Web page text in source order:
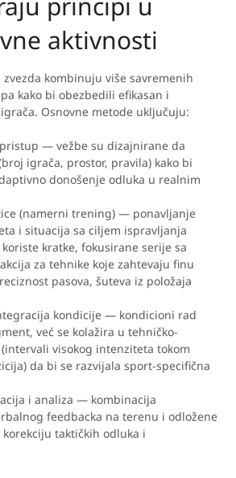
aktivnosti
zvezda kombinuju više savremenih
kako bi obezbedili efikasan i
Osnovne metode uključuju:
— vežbe su dizajnirane da
igrača, prostor, pravila) kako bi
donošenje odluka u realnim
(namerni trening) — ponavljanje
i situacija sa ciljem ispravljanja
kratke, fokusirane serije sa
za tehnike koje zahtevaju finu
pasova, šuteva iz položaja
kondicije — kondicioni rad
već se kolažira u tehničko-
visokog intenziteta tokom
da bi se razvijala sport-specifična
i analiza — kombinacija
feedbacka na terenu i odložene
taktičkih odluka i